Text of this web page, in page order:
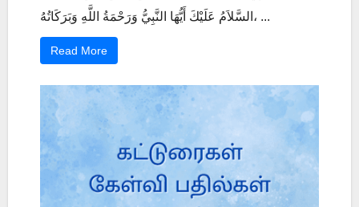
السَّلاَمُ عَلَيْكَ أَيُّهَا النَّبِيُّ وَرَحْمَةُ اللَّهِ وَبَرَكَاتُهُ، ...
Read More